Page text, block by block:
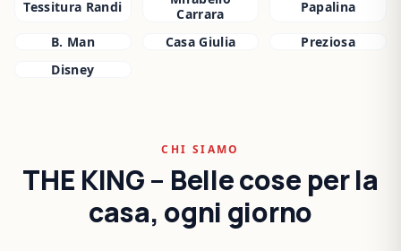
Tessitura Randi
Carrara
Papalina
B. Man Casa Giulia
Preziosa
Disney
CHI SIAMO
THE KING – Belle cose per la
casa, ogni giorno